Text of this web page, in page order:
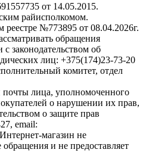
от 14.05.2015.
райисполкомом.
реестре №773895 от 08.04.2026г.
обращения
с законодательством об
лиц: +375(174)23-73-20
комитет, отдел
почты лица, уполномоченного
о нарушении их прав,
о защите прав
email:
магазин не
и не предоставляет